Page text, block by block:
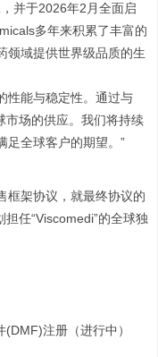
并于2026年2月全面启
多年来积累了丰富的
领域提供世界级品质的生
性能与稳定性。通过与
市场的供应。我们将持续
足全球客户的期望。”
框架协议，就最终协议的
任“Viscomedi”的全球独
注册（进行中）